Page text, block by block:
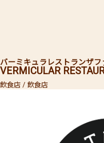
VERMICULAR
バーミキュラレストランザフ
飲食店 / 飲食店